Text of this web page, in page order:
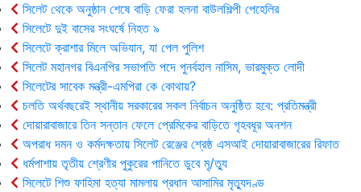
সিলেট থেকে অনুষ্ঠান শেষে বাড়ি ফেরা হলনা বাউলশিল্পী পেহেলির
সিলেটে দুই বাসের সংঘর্ষে নিহত ৯
সিলেটে ক্রাশার মিলে অভিযান, যা পেল পুলিশ
সিলেট মহানগর বিএনপির সভাপতি পদে পুনর্বহাল নাসিম, ভারমুক্ত লোদী
সিলেটের সাবেক মন্ত্রী-এমপিরা কে কোথায়?
চলতি অর্থবছরেই স্থানীয় সরকারের সকল নির্বাচন অনুষ্ঠিত হবে: প্রতিমন্ত্রী
দোয়ারাবাজারে তিন সন্তান ফেলে প্রেমিকের বাড়িতে গৃহবধূর অনশন
অপরাধ দমন ও কর্মদক্ষতায় সিলেট রেঞ্জের শ্রেষ্ঠ এসআই দোয়ারাবাজারের রিফাত
ধর্মপাশায় তৃতীয় শ্রেণীর পুকুরের পানিতে ডুবে মৃ/ত্যু
সিলেটে শিশু ফাহিমা হত্যা মামলায় প্রধান আসামির মৃত্যুদণ্ড